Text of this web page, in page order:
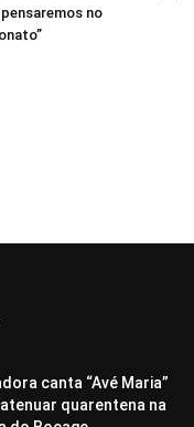
no
canta “Avé Maria”
quarentena na